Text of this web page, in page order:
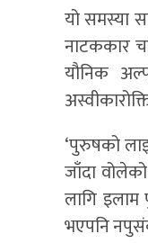
यो समस्या
नाटककार
यौनिक
‘पुरुषको
जाँदा
लागि
भएपनि